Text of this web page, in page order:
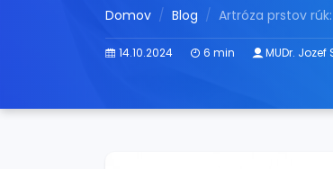
Domov Blog Artróza prstov
14.10.2024 6 min MUDr. Jozef